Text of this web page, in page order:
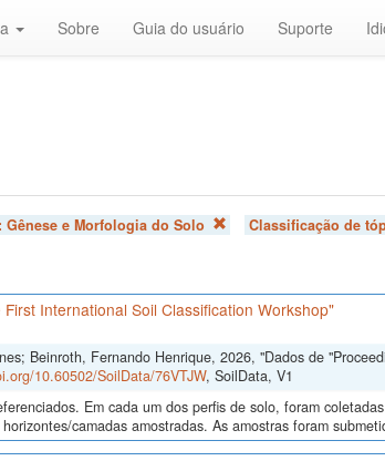
Sobre Guia do usuário Suporte
Gênese e Morfologia do Solo Classificação de
International Soil Classification Workshop"
Beinroth, Fernando Henrique, 2026, "Dados de
10.60502/SoilData/76VTJW, SoilData, V1
Em cada um dos perfis de solo, foram
camadas amostradas. As amostras foram